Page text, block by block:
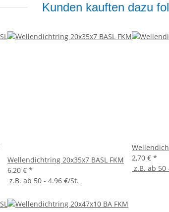
Kunden kauften dazu
Wellendichtring 20x35x7 BASL FKM
6,20 € *
z.B. ab 50 - 4.96 €/St.
2,70 € *
z.B. ab 50